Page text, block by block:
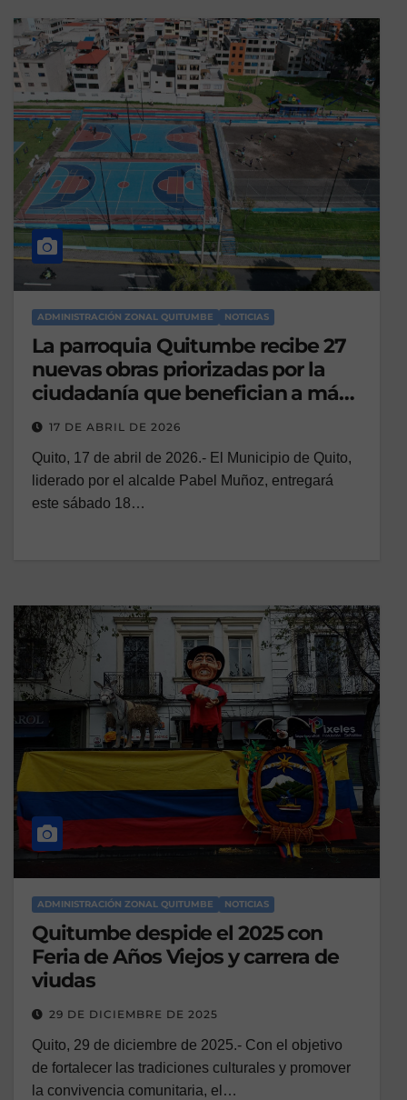
ADMINISTRACIÓN ZONAL QUITUMBE NOTICIAS
La parroquia Quitumbe recibe 27
nuevas obras priorizadas por la
ciudadanía que benefician a más
de 20 mil habitantes
17 DE ABRIL DE 2026
Quito, 17 de abril de 2026.- El Municipio de Quito,
liderado por el alcalde Pabel Muñoz, entregará
este sábado 18…
ADMINISTRACIÓN ZONAL QUITUMBE NOTICIAS
Quitumbe despide el 2025 con
Feria de Años Viejos y carrera de
viudas
29 DE DICIEMBRE DE 2025
Quito, 29 de diciembre de 2025.- Con el objetivo
de fortalecer las tradiciones culturales y promover
la convivencia comunitaria, el…